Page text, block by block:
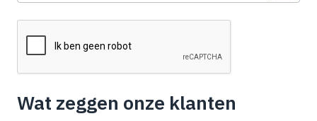
Wat zeggen onze klanten